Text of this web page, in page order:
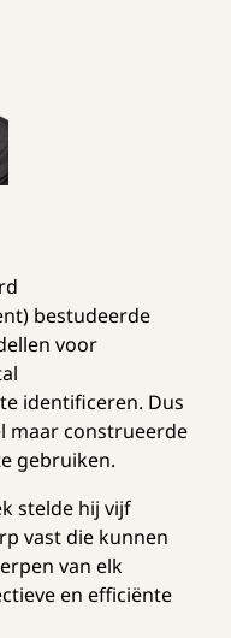
bestudeerde
voor
identificeren. Dus
maar construeerde
gebruiken.
stelde hij vijf
vast die kunnen
van elk
en efficiënte